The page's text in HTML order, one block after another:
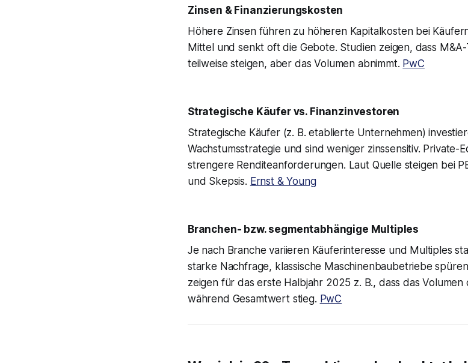
Zinsen & Finanzierungskosten
Höhere Zinsen führen zu höheren Kapitalkosten bei
Mittel und senkt oft die Gebote. Studien zeigen, dass
teilweise steigen, aber das Volumen abnimmt. PwC
Strategische Käufer vs. Finanzinvestoren
Strategische Käufer (z. B. etablierte Unternehmen)
Wachstumsstrategie und sind weniger zinssensitiv. Private-
strengere Renditeanforderungen. Laut Quelle steigen bei
und Skepsis. Ernst & Young
Branchen- bzw. segmentabhängige Multiples
Je nach Branche variieren Käuferinteresse und Multiples
starke Nachfrage, klassische Maschinenbaubetriebe
zeigen für das erste Halbjahr 2025 z. B., dass das
während Gesamtwert stieg. PwC